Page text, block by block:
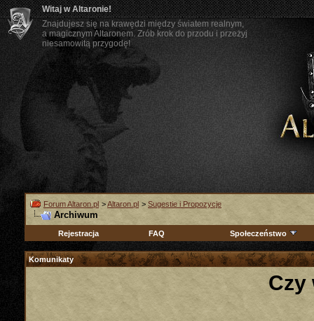
Witaj w Altaronie!
Znajdujesz się na krawędzi między światem realnym,
a magicznym Altaronem. Zrób krok do przodu i przeżyj
niesamowitą przygodę!
Forum Altaron.pl >Altaron.pl > Sugestie i Propozycje
Archiwum
Rejestracja FAQ Społeczeństwo
Komunikaty
Czy